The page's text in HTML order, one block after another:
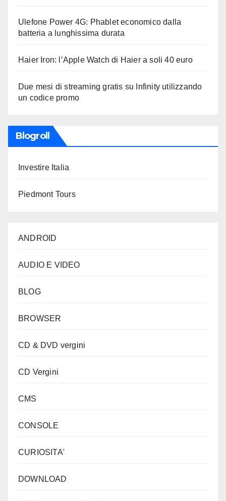
Ulefone Power 4G: Phablet economico dalla
batteria a lunghissima durata
Haier Iron: l’Apple Watch di Haier a soli 40 euro
Due mesi di streaming gratis su Infinity utilizzando
un codice promo
Blogroll
Investire Italia
Piedmont Tours
ANDROID
AUDIO E VIDEO
BLOG
BROWSER
CD & DVD vergini
CD Vergini
CMS
CONSOLE
CURIOSITA'
DOWNLOAD